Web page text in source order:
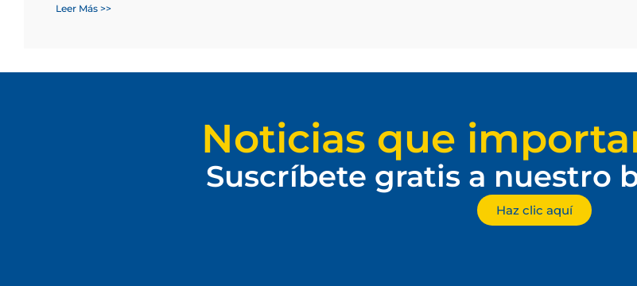
Leer Más >>
Noticias que
Suscríbete gratis a nuestro
Haz clic aquí